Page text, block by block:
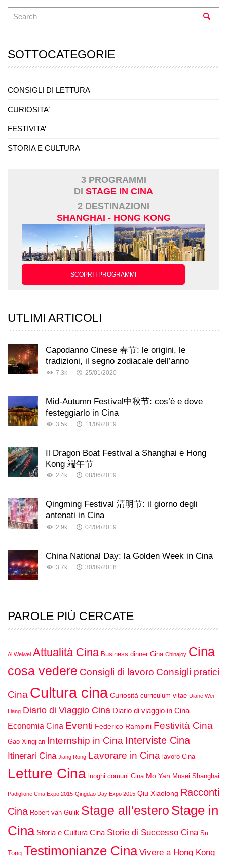
SOTTOCATEGORIE
CONSIGLI DI LETTURA
CURIOSITA’
FESTIVITA’
STORIA E CULTURA
3 PROGRAMMI
DI STAGE IN CINA
2 DESTINAZIONI
SHANGHAI - HONG KONG
SCOPRI I PROGRAMMI
UTLIMI ARTICOLI
Capodanno Cinese 春节: le origini, le
tradizioni, il segno zodiacale dell’anno
7.3k 25/01/2020
Mid-Autumn Festival中秋节: cos’è e dove
festeggiarlo in Cina
3.5k 11/09/2019
Il Dragon Boat Festival a Shanghai e Hong
Kong 端午节
2.4k 08/06/2019
Qingming Festival 清明节: il giorno degli
antenati in Cina
2.9k 04/04/2019
China National Day: la Golden Week in Cina
3.7k 30/09/2018
PAROLE PIÙ CERCATE
Ai Weiwei Attualità Cina Business dinner Cina Chinajoy Cina
cosa vedere Consigli di lavoro Consigli pratici
Cina Cultura cina Curiosità curriculum vitae Diane Wei
Liang Diario di Viaggio Cina Diario di viaggio in Cina
Economia Cina Eventi Federico Rampini Festività Cina
Gao Xingjian Internship in Cina Interviste Cina
Itinerari Cina Jiang Rong Lavorare in Cina lavoro Cina
Letture Cina luoghi comuni Cina Mo Yan Musei Shanghai
Padiglione Cina Expo 2015 Qingdao Day Expo 2015 Qiu Xiaolong Racconti
Cina Robert van Gulik Stage all'estero Stage in
Cina Storia e Cultura Cina Storie di Successo Cina Su
Tong Testimonianze Cina Vivere a Hong Kong